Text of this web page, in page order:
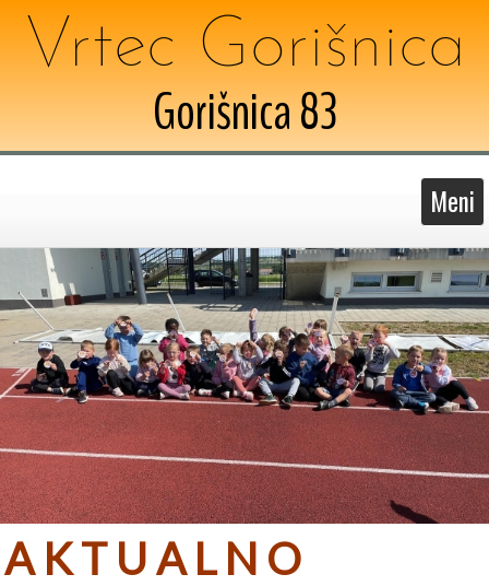
Vrtec Gorišnica
Gorišnica 83
Meni
A K T U A L N O